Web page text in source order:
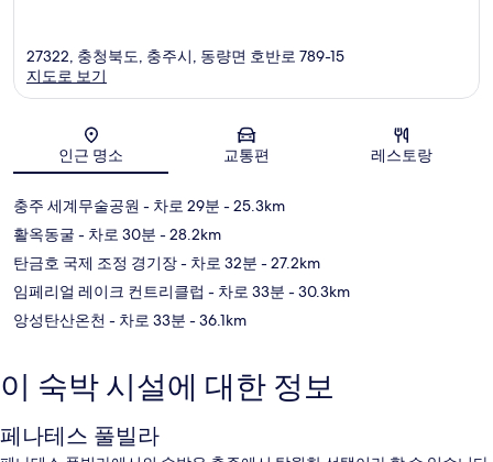
지도
27322, 충청북도, 충주시, 동량면 호반로 789-15
지도로 보기
인근 명소 교통편 레스토랑
충주 세계무술공원 - 차로 29분 - 25.3km
활옥동굴 - 차로 30분 - 28.2km
탄금호 국제 조정 경기장- 차로 32분 - 27.2km
임페리얼 레이크 컨트리클럽 - 차로 33분 - 30.3km
앙성탄산온천 - 차로 33분 - 36.1km
이 숙박 시설에 대한 정보
페나테스 풀빌라